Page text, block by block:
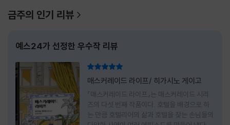
금주의 인기 리뷰
예스24가 선정한 우수작 리뷰
매스커레이드 라이프/ 히가시노 게이고
『매스커레이드 라이프』는 매스커레이드 시리
즈의 다섯 번째 작품이다. 호텔을 배경으로 하
는 만큼 호텔리어의 삶과 호텔을 찾는 손님들의